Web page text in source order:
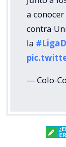
a conocer
contra
la
— Colo-